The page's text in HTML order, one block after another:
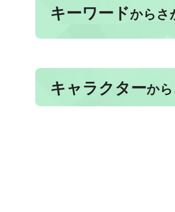
キーワードからさ
キャラクターか